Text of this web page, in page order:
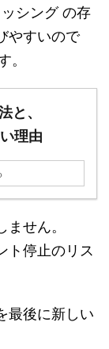
シング の存
やすいので
。
と、
理由
せん。
ト停止のリス
最後に新しい